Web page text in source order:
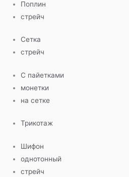
Поплин
стрейч
Сетка
стрейч
С пайетками
монетки
на сетке
Трикотаж
Шифон
однотонный
стрейч